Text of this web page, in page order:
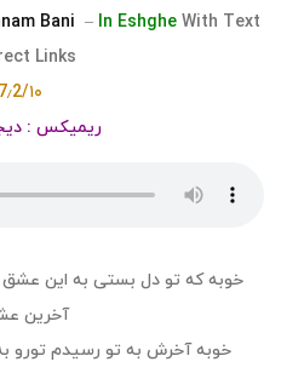
Bani – In EshgheWith Text
Links
7٫2/۱۰ ★
ریمیکس :
خوبه که تو دل بستی به این
آخرین
خوبه آخرش به تو رسیدم تورو